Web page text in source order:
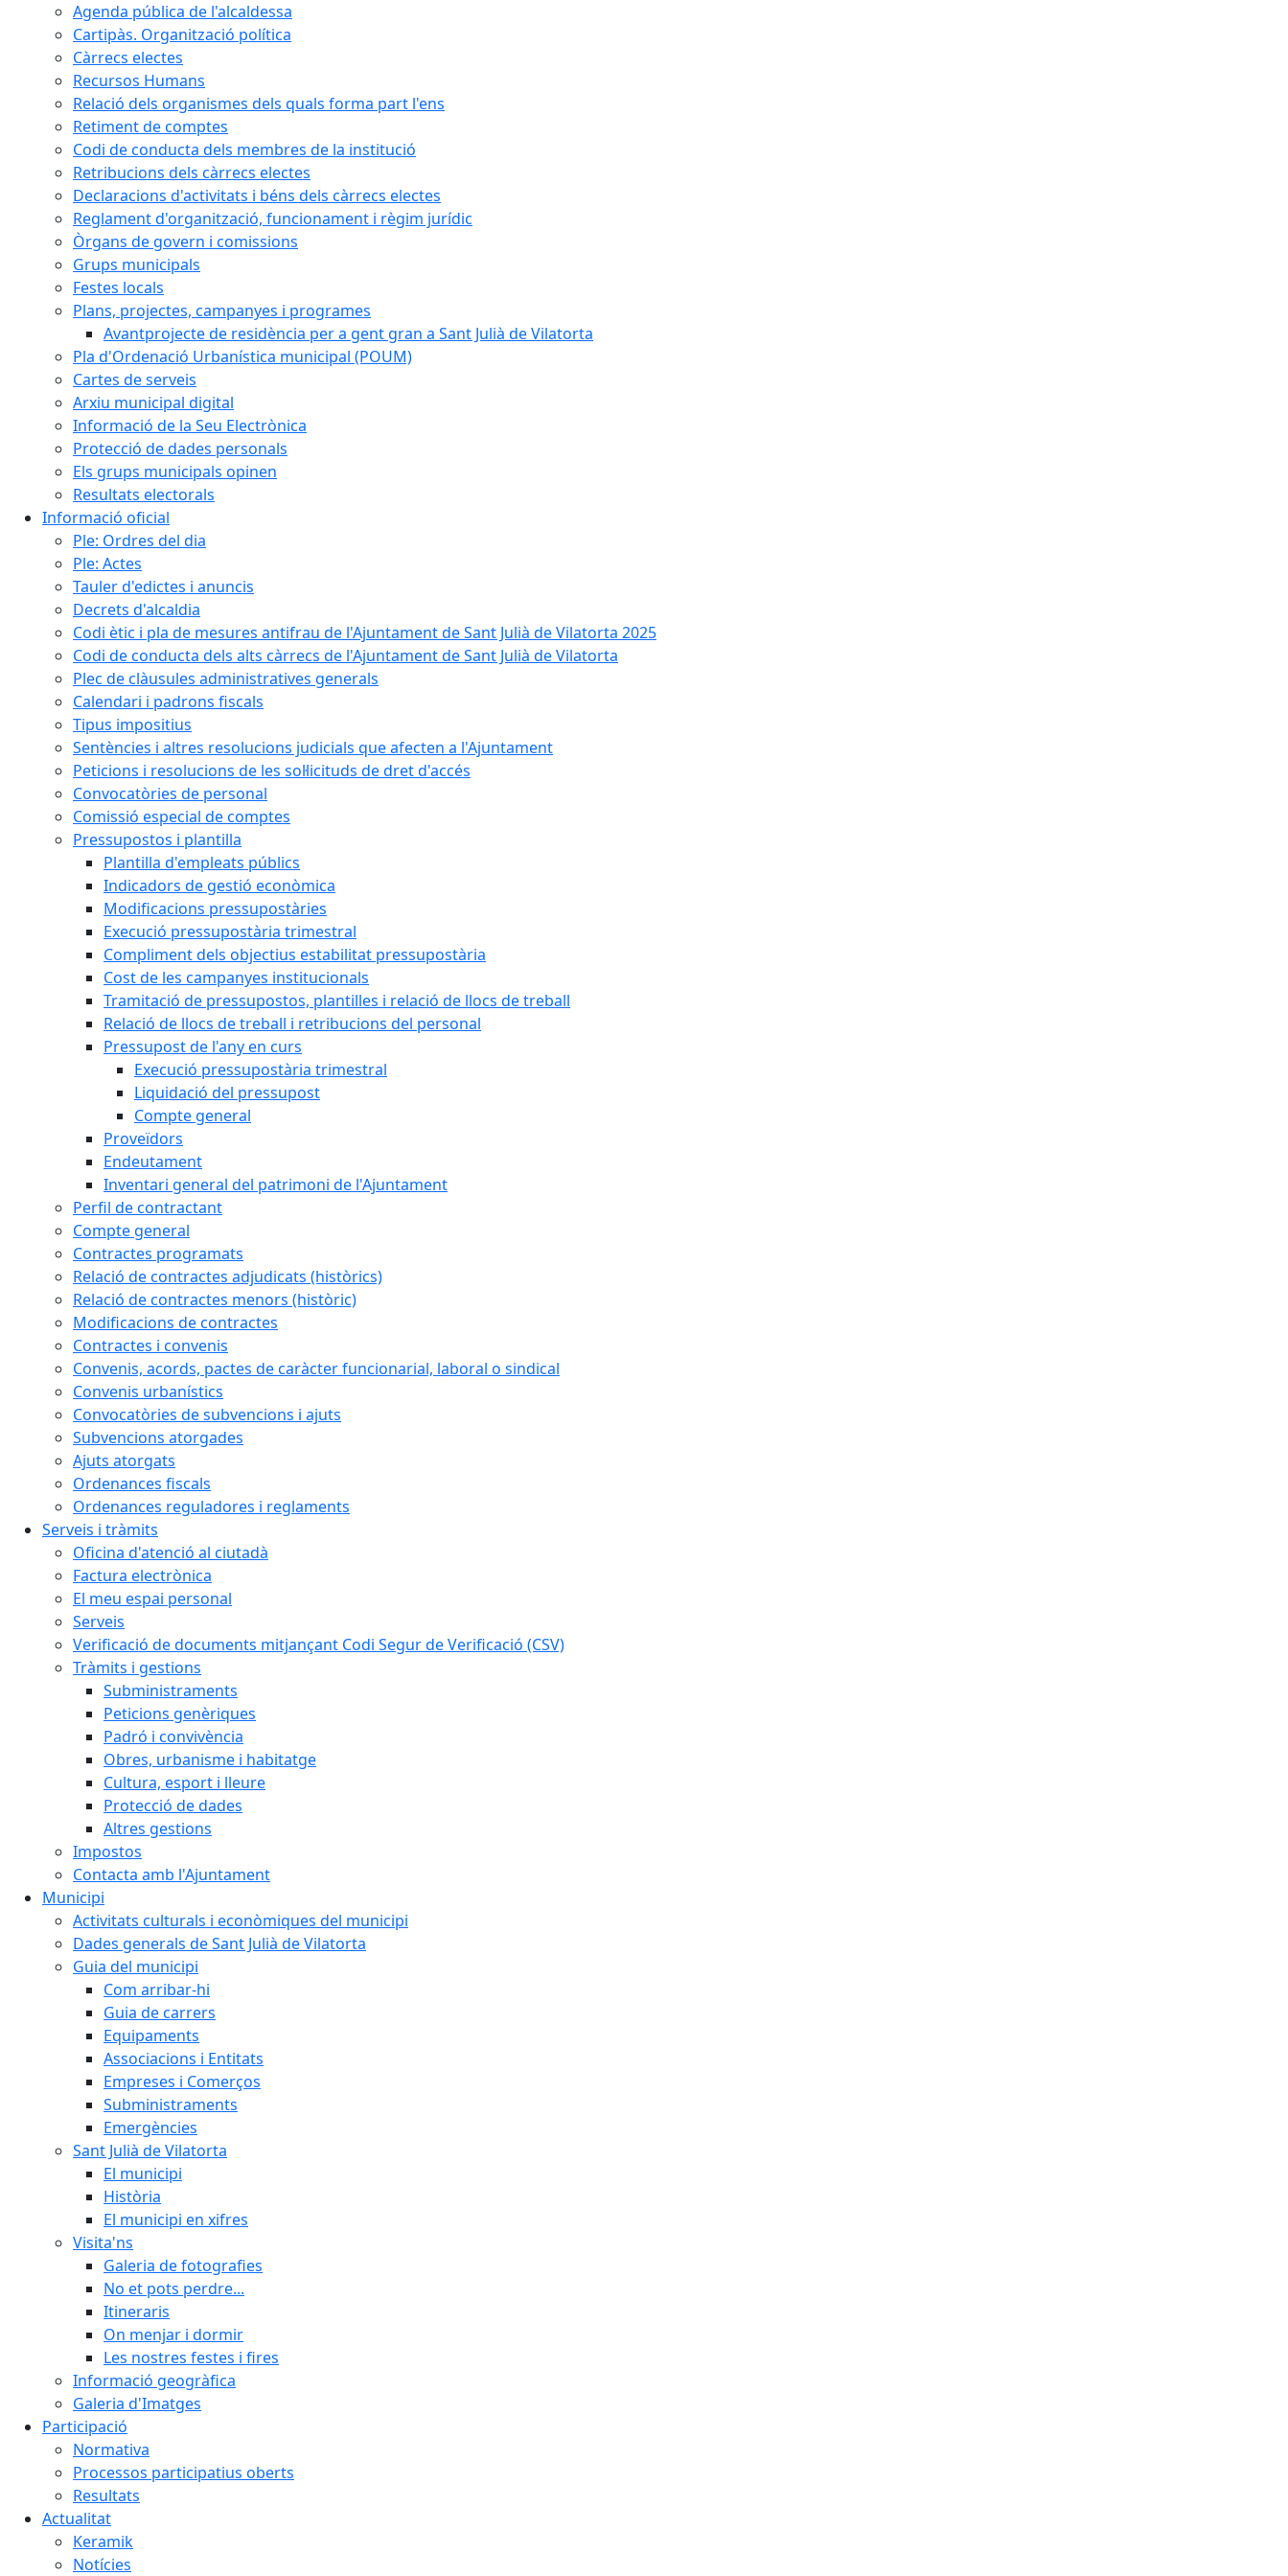
Agenda pública de l'alcaldessa
Cartipàs. Organització política
Càrrecs electes
Recursos Humans
Relació dels organismes dels quals forma part l'ens
Retiment de comptes
Codi de conducta dels membres de la institució
Retribucions dels càrrecs electes
Declaracions d'activitats i béns dels càrrecs electes
Reglament d'organització, funcionament i règim jurídic
Òrgans de govern i comissions
Grups municipals
Festes locals
Plans, projectes, campanyes i programes
Avantprojecte de residència per a gent gran a Sant Julià de Vilatorta
Pla d'Ordenació Urbanística municipal (POUM)
Cartes de serveis
Arxiu municipal digital
Informació de la Seu Electrònica
Protecció de dades personals
Els grups municipals opinen
Resultats electorals
Informació oficial
Ple: Ordres del dia
Ple: Actes
Tauler d'edictes i anuncis
Decrets d'alcaldia
Codi ètic i pla de mesures antifrau de l'Ajuntament de Sant Julià de Vilatorta 2025
Codi de conducta dels alts càrrecs de l'Ajuntament de Sant Julià de Vilatorta
Plec de clàusules administratives generals
Calendari i padrons fiscals
Tipus impositius
Sentències i altres resolucions judicials que afecten a l'Ajuntament
Peticions i resolucions de les sol·licituds de dret d'accés
Convocatòries de personal
Comissió especial de comptes
Pressupostos i plantilla
Plantilla d'empleats públics
Indicadors de gestió econòmica
Modificacions pressupostàries
Execució pressupostària trimestral
Compliment dels objectius estabilitat pressupostària
Cost de les campanyes institucionals
Tramitació de pressupostos, plantilles i relació de llocs de treball
Relació de llocs de treball i retribucions del personal
Pressupost de l'any en curs
Execució pressupostària trimestral
Liquidació del pressupost
Compte general
Proveïdors
Endeutament
Inventari general del patrimoni de l'Ajuntament
Perfil de contractant
Compte general
Contractes programats
Relació de contractes adjudicats (històrics)
Relació de contractes menors (històric)
Modificacions de contractes
Contractes i convenis
Convenis, acords, pactes de caràcter funcionarial, laboral o sindical
Convenis urbanístics
Convocatòries de subvencions i ajuts
Subvencions atorgades
Ajuts atorgats
Ordenances fiscals
Ordenances reguladores i reglaments
Serveis i tràmits
Oficina d'atenció al ciutadà
Factura electrònica
El meu espai personal
Serveis
Verificació de documents mitjançant Codi Segur de Verificació (CSV)
Tràmits i gestions
Subministraments
Peticions genèriques
Padró i convivència
Obres, urbanisme i habitatge
Cultura, esport i lleure
Protecció de dades
Altres gestions
Impostos
Contacta amb l'Ajuntament
Municipi
Activitats culturals i econòmiques del municipi
Dades generals de Sant Julià de Vilatorta
Guia del municipi
Com arribar-hi
Guia de carrers
Equipaments
Associacions i Entitats
Empreses i Comerços
Subministraments
Emergències
Sant Julià de Vilatorta
El municipi
Història
El municipi en xifres
Visita'ns
Galeria de fotografies
No et pots perdre...
Itineraris
On menjar i dormir
Les nostres festes i fires
Informació geogràfica
Galeria d'Imatges
Participació
Normativa
Processos participatius oberts
Resultats
Actualitat
Keramik
Notícies